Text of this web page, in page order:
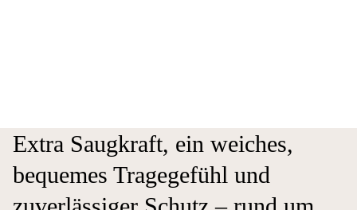
Extra Saugkraft, ein weiches,
bequemes Tragegefühl und